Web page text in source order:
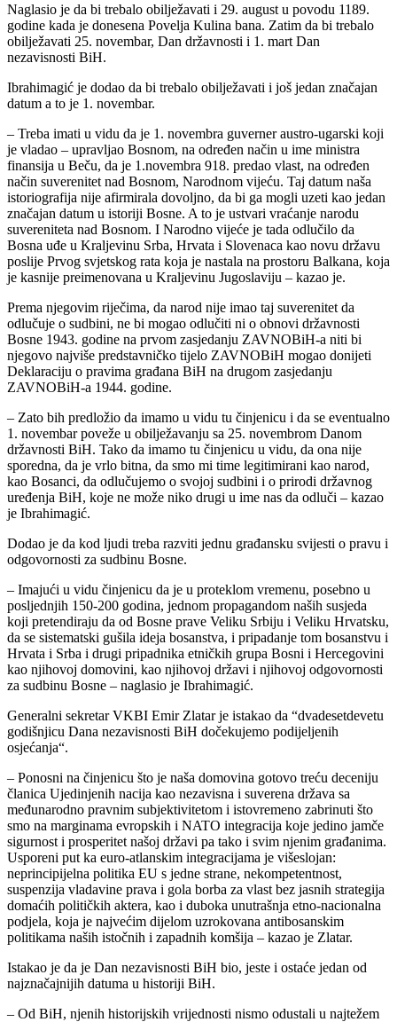
Naglasio je da bi trebalo obilježavati i 29. august u povodu 1189.
godine kada je donesena Povelja Kulina bana. Zatim da bi trebalo
obilježavati 25. novembar, Dan državnosti i 1. mart Dan
nezavisnosti BiH.
Ibrahimagić je dodao da bi trebalo obilježavati i još jedan značajan
datum a to je 1. novembar.
– Treba imati u vidu da je 1. novembra guverner austro-ugarski koji
je vladao – upravljao Bosnom, na određen način u ime ministra
finansija u Beču, da je 1.novembra 918. predao vlast, na određen
način suverenitet nad Bosnom, Narodnom vijeću. Taj datum naša
istoriografija nije afirmirala dovoljno, da bi ga mogli uzeti kao jedan
značajan datum u istoriji Bosne. A to je ustvari vraćanje narodu
suvereniteta nad Bosnom. I Narodno vijeće je tada odlučilo da
Bosna uđe u Kraljevinu Srba, Hrvata i Slovenaca kao novu državu
poslije Prvog svjetskog rata koja je nastala na prostoru Balkana, koja
je kasnije preimenovana u Kraljevinu Jugoslaviju – kazao je.
Prema njegovim riječima, da narod nije imao taj suverenitet da
odlučuje o sudbini, ne bi mogao odlučiti ni o obnovi državnosti
Bosne 1943. godine na prvom zasjedanju ZAVNOBiH-a niti bi
njegovo najviše predstavničko tijelo ZAVNOBiH mogao donijeti
Deklaraciju o pravima građana BiH na drugom zasjedanju
ZAVNOBiH-a 1944. godine.
– Zato bih predložio da imamo u vidu tu činjenicu i da se eventualno
1. novembar poveže u obilježavanju sa 25. novembrom Danom
državnosti BiH. Tako da imamo tu činjenicu u vidu, da ona nije
sporedna, da je vrlo bitna, da smo mi time legitimirani kao narod,
kao Bosanci, da odlučujemo o svojoj sudbini i o prirodi državnog
uređenja BiH, koje ne može niko drugi u ime nas da odluči – kazao
je Ibrahimagić.
Dodao je da kod ljudi treba razviti jednu građansku svijesti o pravu i
odgovornosti za sudbinu Bosne.
– Imajući u vidu činjenicu da je u proteklom vremenu, posebno u
posljednjih 150-200 godina, jednom propagandom naših susjeda
koji pretendiraju da od Bosne prave Veliku Srbiju i Veliku Hrvatsku,
da se sistematski gušila ideja bosanstva, i pripadanje tom bosanstvu i
Hrvata i Srba i drugi pripadnika etničkih grupa Bosni i Hercegovini
kao njihovoj domovini, kao njihovoj državi i njihovoj odgovornosti
za sudbinu Bosne – naglasio je Ibrahimagić.
Generalni sekretar VKBI Emir Zlatar je istakao da “dvadesetdevetu
godišnjicu Dana nezavisnosti BiH dočekujemo podijeljenih
osjećanja“.
– Ponosni na činjenicu što je naša domovina gotovo treću deceniju
članica Ujedinjenih nacija kao nezavisna i suverena država sa
međunarodno pravnim subjektivitetom i istovremeno zabrinuti što
smo na marginama evropskih i NATO integracija koje jedino jamče
sigurnost i prosperitet našoj državi pa tako i svim njenim građanima.
Usporeni put ka euro-atlanskim integracijama je višeslojan:
neprincipijelna politika EU s jedne strane, nekompetentnost,
suspenzija vladavine prava i gola borba za vlast bez jasnih strategija
domaćih političkih aktera, kao i duboka unutrašnja etno-nacionalna
podjela, koja je najvećim dijelom uzrokovana antibosanskim
politikama naših istočnih i zapadnih komšija – kazao je Zlatar.
Istakao je da je Dan nezavisnosti BiH bio, jeste i ostaće jedan od
najznačajnijih datuma u historiji BiH.
– Od BiH, njenih historijskih vrijednosti nismo odustali u najtežem